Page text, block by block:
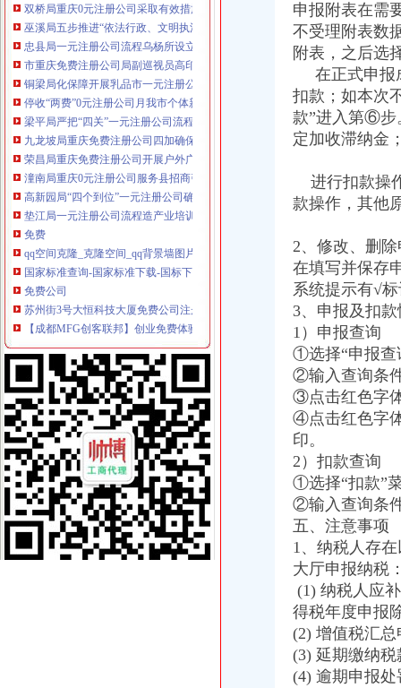
巫溪局五步推进“依法行政、文明执法、树立形象”免费注册公司专项教育培训工
忠县局一元注册公司流程乌杨所设立食品咨询投诉点到企业
市重庆免费注册公司局副巡视员高印平到高新区局检查指导工作
铜梁局化保障开展乳品市一元注册公司流程场清理整有实效
停收“两费”0元注册公司月我市个体新发展数大幅增长
梁平局严把“四关”一元注册公司流程化成品油市场监管
九龙坡局重庆免费注册公司四加确保花博会顺利开幕
荣昌局重庆免费注册公司开展户外广告整见成效
潼南局重庆0元注册公司服务县招商引资工作再添新招
高新园局“四个到位”一元注册公司确保食品安全
垫江局一元注册公司流程造产业培训农村经纪人
免费
qq空间克隆_克隆空间_qq背景墙图片大全_qq克隆空间免费下载
国家标准查询-国家标准下载-国标下载-免费标准下载网-标准吧
免费公司
苏州街3号大恒科技大厦免费公司注册【今日推荐网-北京工商/税务/财
【成都MFG创客联邦】创业免费体验季/免费公司注册
免费注册
0元免费注册公司,代理记账99元起。-南宁58同城
免费注册有体验金_免费注册有体验金-华股财经
免费注册公司流程
上海注册一家公司,注册公司的流程及费用都有哪些?-知乎
上海园区注册公司_奉贤注册公司_上海免费公司注册_合资公司注册流
0元注册公司流程
【南通教育公司注册_科技教育公司注册_教育公司注册流程】-南通赶
浦东0元公司多少钱-威海新闻网
一元注册公司流程
【图】在成都注册一家公司需要的流程和费用有哪些？_成都工商注册_
商标注册价格,公司注册流程_青岛工商注册_青岛列表网
一元公司
1元注册公司！做账每月只需149元！【今日推荐网-广州工商/税务/财务
申报附表在需
不受理附表数
附表，之后选
在正式申报
扣款；如本次
款”进入第⑥步
定加收滞纳金
进行扣款操
款操作，其他
2、修改、删
在填写并保存
系统提示有√
3、申报及扣
1）申报查询
①选择“申报查
②输入查询条
③点击红色字
④点击红色字
印。
2）扣款查询
①选择“扣款”
②输入查询条
五、注意事项
1、纳税人存
大厅申报纳税
(1) 纳税人应
得税年度申报
(2) 增值税汇
(3) 延期缴纳税
(4) 逾期申报